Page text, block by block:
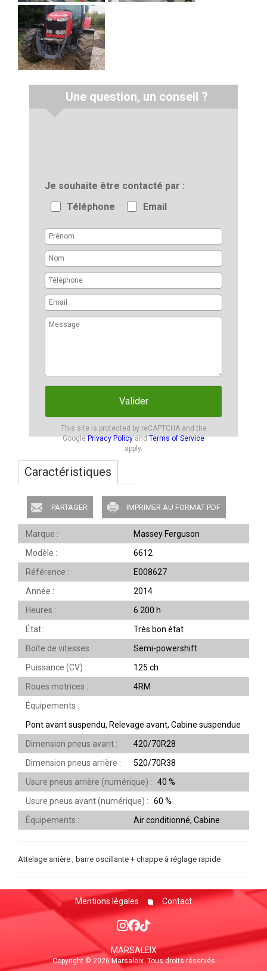
Caractéristiques
PARTAGER IMPRIMER AU FORMAT PDF
Marque
Massey Ferguson
Modèle
6612
Référence
E008627
Année
2014
Heures
6 200 h
État
Très bon état
Boîte de vitesses
Semi-powershift
Puissance (CV)
125 ch
Roues motrices
4RM
Équipements
Pont avant suspendu, Relevage avant, Cabine suspendue
Dimension pneus avant
420/70R28
Dimension pneus arrière
520/70R38
Usure pneus arrière (numérique)
40 %
Usure pneus avant (numérique)
60 %
Équipements
Air conditionné, Cabine
Attelage arrière , barre oscillante + chappe à réglage rapide
Une question, un conseil ?
Je souhaite être contacté par
Téléphone
Email
Valider
This site is protected by reCAPTCHA and the
GooglePrivacy PolicyandTerms of Service
apply.
Mentions légales Contact
MARSALEIX
Copyright © 2026 Marsaleix. Tous droits réservés